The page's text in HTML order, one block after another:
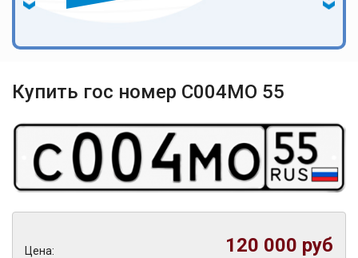
Купить гос номер С004МО 55
Цена: 120 000 руб